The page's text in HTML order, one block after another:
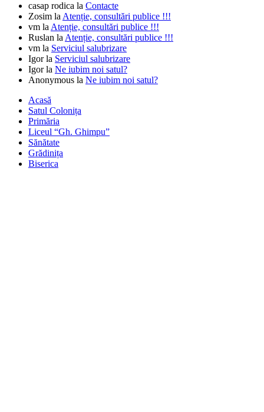
casap rodica la Contacte
Zosim la Atenție, consultări publice !!!
vm la Atenție, consultări publice !!!
Ruslan la Atenție, consultări publice !!!
vm la Serviciul salubrizare
Igorla Serviciul salubrizare
Igorla Ne iubim noi satul?
Anonymous la Ne iubim noi satul?
Acasă
Satul Colonița
Primăria
Liceul “Gh. Ghimpu”
Sănătate
Grădinița
Biserica